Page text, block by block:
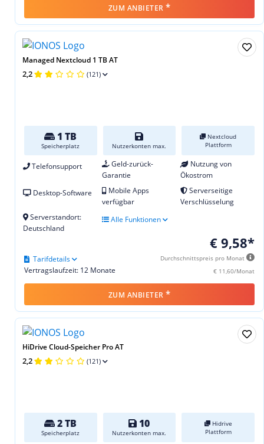
ZUM ANBIETER *
Managed Nextcloud 1 TB AT
2,2 (121)
1 TB
Speicherplatz Nutzerkonten max.
Nextcloud
Plattform
Telefonsupport
Geld-zurück-
Garantie
Nutzung von
Ökostrom
Desktop-Software
Mobile Apps
verfügbar
Serverseitige
Verschlüsselung
Serverstandort:
Deutschland
Alle Funktionen
€ 9,58*
Durchschnittspreis pro Monat
€ 11,60/Monat
Vertragslaufzeit: 12 Monate
Tarifdetails
ZUM ANBIETER *
HiDrive Cloud-Speicher Pro AT
2,2 (121)
2 TB
Speicherplatz
10
Nutzerkonten max.
Hidrive
Plattform